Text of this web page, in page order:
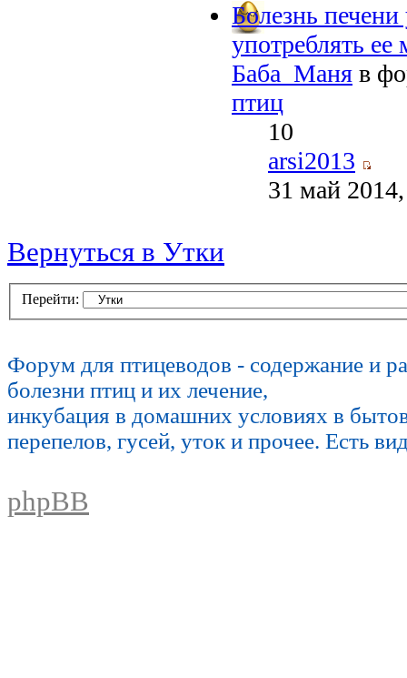
Болезнь
употреблять
Баба_Маня в
птиц
10
arsi2013
31 май
Вернуться в Утки
Перейти:
Форум для птицеводов - содержание и
болезни птиц и их лечение,
инкубация в домашних условиях в
перепелов, гусей, уток и прочее. Есть
phpBB